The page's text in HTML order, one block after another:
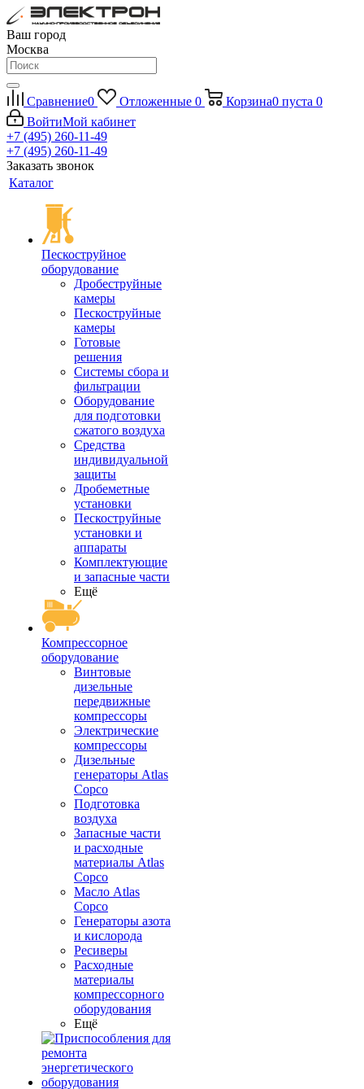
Ваш город
Москва
Сравнение0 Отложенные 0 Корзина0 пуста 0
ВойтиМой кабинет
+7 (495) 260-11-49
+7 (495) 260-11-49
Заказать звонок
Каталог
Пескоструйное
оборудование
Дробеструйные
камеры
Пескоструйные
камеры
Готовые
решения
Системы сбора и
фильтрации
Оборудование
для подготовки
сжатого воздуха
Средства
индивидуальной
защиты
Дробеметные
установки
Пескоструйные
установки и
аппараты
Комплектующие
и запасные части
Ещё
Компрессорное
оборудование
Винтовые
дизельные
передвижные
компрессоры
Электрические
компрессоры
Дизельные
генераторы Atlas
Copco
Подготовка
воздуха
Запасные части
и расходные
материалы Atlas
Copco
Масло Atlas
Copco
Генераторы азота
и кислорода
Ресиверы
Расходные
материалы
компрессорного
оборудования
Ещё